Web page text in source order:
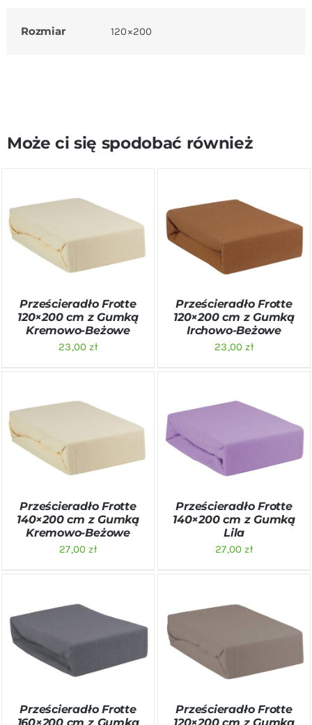
Rozmiar 120×200
Może ci się spodobać również
SZCZEGÓŁY
Prześcieradło Frotte
120×200 cm z Gumką
Kremowo-Beżowe
23,00zł
SZCZEGÓŁY
Prześcieradło Frotte
120×200 cm z Gumką
Irchowo-Beżowe
23,00zł
SZCZEGÓŁY
Prześcieradło Frotte
140×200 cm z Gumką
Kremowo-Beżowe
27,00zł
SZCZEGÓŁY
Prześcieradło Frotte
140×200 cm z Gumką
Lila
27,00zł
SZCZEGÓŁY
Prześcieradło Frotte
160×200 cm z Gumką
SZCZEGÓŁY
Prześcieradło Frotte
120×200 cm z Gumką